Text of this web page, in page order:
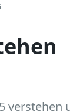
verstehen